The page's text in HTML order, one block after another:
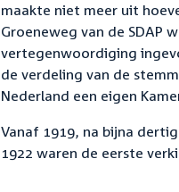
maakte niet meer uit
Groeneweg van de SDAP
vertegenwoordiging
de verdeling van de
Nederland een eigen
Vanaf 1919, na bijna
1922 waren de eerste